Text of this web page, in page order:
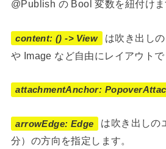
@Publish の Bool 変数を紐付けま
content: () -> View
は吹き出し
や Image など自由にレイアウトで
attachmentAnchor:
arrowEdge: Edge
は吹き出しの
分）の方向を指定します。